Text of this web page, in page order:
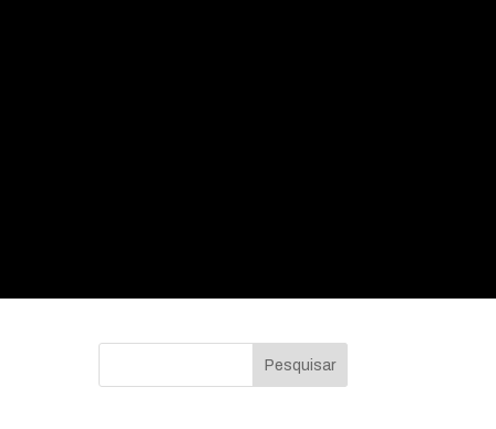
Pesquisar